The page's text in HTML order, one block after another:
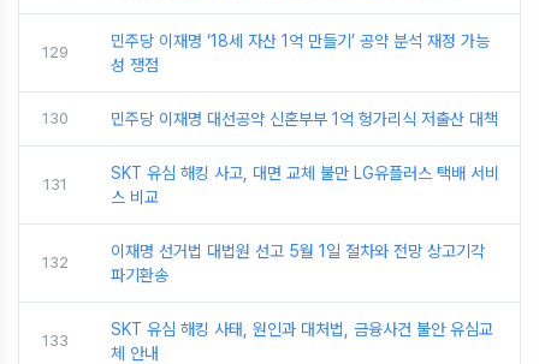
129
민주당 이재명 ‘18세 자산 1억 만들기’ 공약 분석 재정 가능
성 쟁점
130 민주당 이재명 대선공약 신혼부부 1억 헝가리식 저출산 대책
131
SKT 유심 해킹 사고, 대면 교체 불만 LG유플러스 택배 서비
스 비교
132
이재명 선거법 대법원 선고 5월 1일 절차와 전망 상고기각
파기환송
133
SKT 유심 해킹 사태, 원인과 대처법, 금융사건 불안 유심교
체 안내